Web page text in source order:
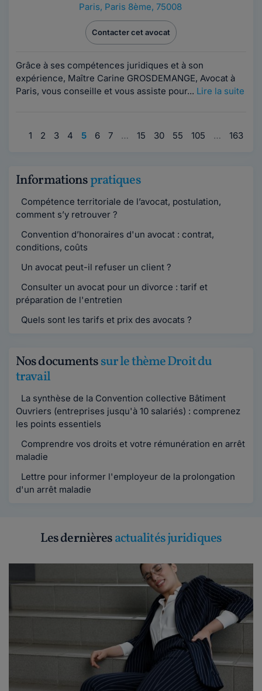
Paris, Paris 8ème, 75008
Contacter cet avocat
Grâce à ses compétences juridiques et à son
expérience, Maître Carine GROSDEMANGE, Avocat à
Paris, vous conseille et vous assiste pour... Lire la suite
1 2 3 4 5 6 7 … 15 30 55 105 … 163
Informationspratiques
Compétence territoriale de l’avocat, postulation,
comment s’y retrouver ?
Convention d’honoraires d'un avocat : contrat,
conditions, coûts
Un avocat peut-il refuser un client ?
Consulter un avocat pour un divorce : tarif et
préparation de l'entretien
Quels sont les tarifs et prix des avocats ?
Nos documentssur le thème Droit du
travail
La synthèse de la Convention collective Bâtiment
Ouvriers (entreprises jusqu'à 10 salariés) : comprenez
les points essentiels
Comprendre vos droits et votre rémunération en arrêt
maladie
Lettre pour informer l'employeur de la prolongation
d'un arrêt maladie
Les dernièresactualités juridiques